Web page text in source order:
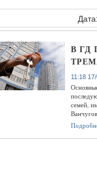
В ГД
11:18
семей,